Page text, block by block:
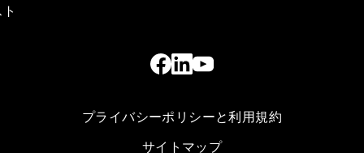
プライバシーポリシーと利用規約
サイトマップ